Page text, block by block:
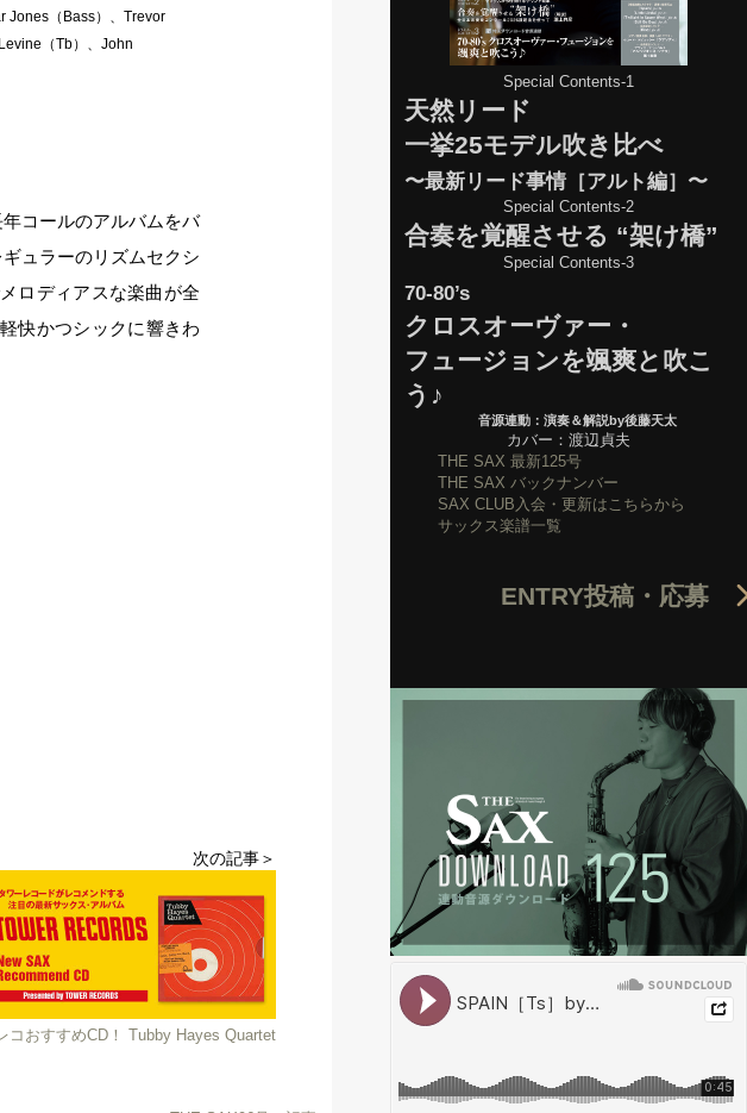
Jones（Bass）、Trevor
（Tb）、John
コールのアルバムをバ
ュラーのリズムセクシ
ロディアスな楽曲が全
快かつシックに響きわ
次の記事＞
コおすすめCD！ Tubby Hayes Quartet
Special Contents-1
天然リード
一挙25モデル吹き比べ
〜最新リード事情［アルト編］〜
Special Contents-2
合奏を覚醒させる “架け橋”
Special Contents-3
70-80’s
クロスオーヴァー・
フュージョンを颯爽と吹こ
う♪
音源連動：演奏＆解説by後藤天太
カバー：渡辺貞夫
THE SAX 最新125号
THE SAX バックナンバー
SAX CLUB入会・更新はこちらから
サックス楽譜一覧
ENTRY投稿・応募